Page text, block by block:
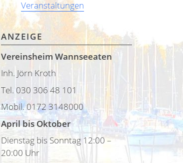
Veranstaltungen
ANZEIGE
Vereinsheim Wannseeaten
Inh. Jörn Kroth
Tel. 030 306 48 101
Mobil. 0172 3148000
April bis Oktober
Dienstag bis Sonntag 12:00 –
20:00 Uhr